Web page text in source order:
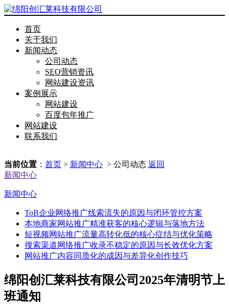
首页
关于我们
新闻动态
公司动态
SEO营销资讯
网站建设资讯
案例展示
网站建设
百度包年推广
网站建设
联系我们
当前位置 ： 首页 > 新闻中心 > 公司动态 返回
新闻中心
新闻中心
ToB企业网络推广线索流失的原因与闭环管控方案
本地商家网站推广精准获客的核心逻辑与落地方法
短视频网站推广流量高转化低的核心症结与优化策略
搜索渠道网络推广收录不稳定的原因与长效优化方案
网站推广内容同质化的成因与差异化创作技巧
绵阳创汇莱科技有限公司2025年清明节上
班通知